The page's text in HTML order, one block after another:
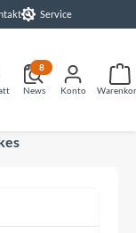
Service
News
8
Konto